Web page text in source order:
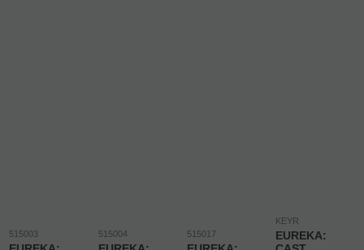
515003 515004 515017
KEYR
EUREKA: